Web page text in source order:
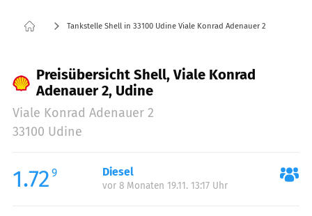
Tankstelle Shell in 33100 Udine Viale Konrad Adenauer 2
Preisübersicht Shell, Viale Konrad
Adenauer 2, Udine
Viale Konrad Adenauer 2
33100 Udine
1.72 9 Diesel
vor 8 Monaten 19.11. 13:17 Uhr